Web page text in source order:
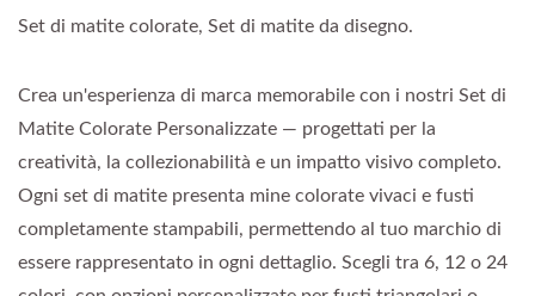
Set di matite colorate, Set di matite da disegno.
Crea un'esperienza di marca memorabile con i nostri Set di
Matite Colorate Personalizzate — progettati per la
creatività, la collezionabilità e un impatto visivo completo.
Ogni set di matite presenta mine colorate vivaci e fusti
completamente stampabili, permettendo al tuo marchio di
essere rappresentato in ogni dettaglio. Scegli tra 6, 12 o 24